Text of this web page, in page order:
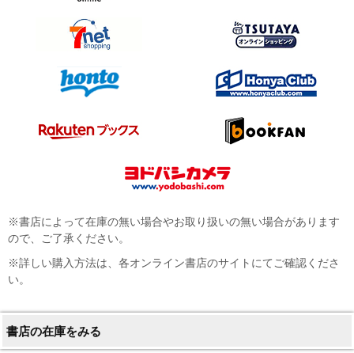
※書店によって在庫の無い場合やお取り扱いの無い場合があります
ので、ご了承ください。
※詳しい購入方法は、各オンライン書店のサイトにてご確認くださ
い。
書店の在庫をみる